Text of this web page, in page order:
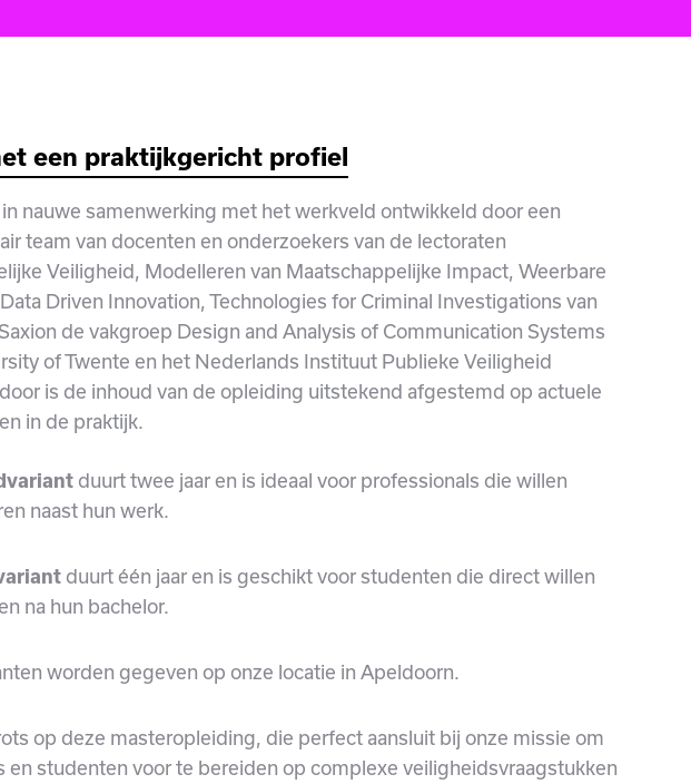
een praktijkgericht profiel
nauwe samenwerking met het werkveld ontwikkeld door een
team van docenten en onderzoekers van de lectoraten
Veiligheid, Modelleren van Maatschappelijke Impact, Weerbare
Driven Innovation, Technologies for Criminal Investigations van
de vakgroep Design and Analysis of Communication Systems
of Twente en het Nederlands Instituut Publieke Veiligheid
is de inhoud van de opleiding uitstekend afgestemd op actuele
in de praktijk.
duurt twee jaar en is ideaal voor professionals die willen
naast hun werk.
duurt één jaar en is geschikt voor studenten die direct willen
na hun bachelor.
worden gegeven op onze locatie in Apeldoorn.
op deze masteropleiding, die perfect aansluit bij onze missie om
en studenten voor te bereiden op complexe veiligheidsvraagstukken